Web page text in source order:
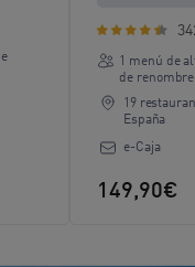
1 menú de
de
19
España
e-Caja
149,90€